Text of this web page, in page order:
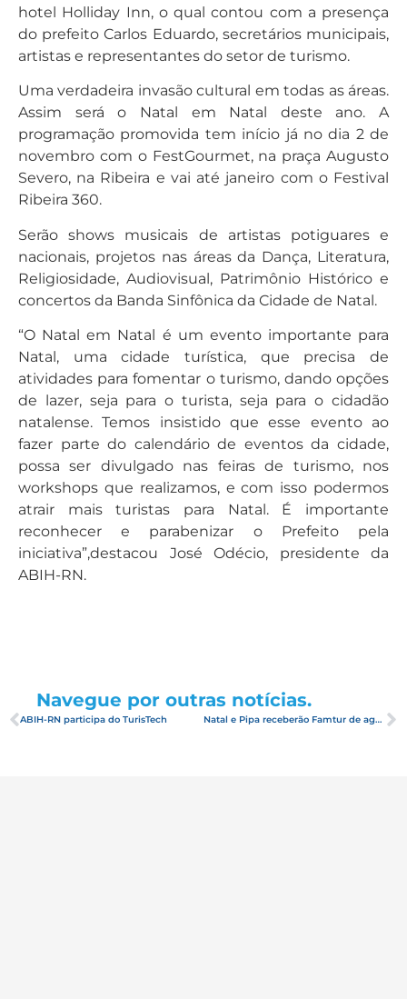
hotel Holliday Inn, o qual contou com a presença
do prefeito Carlos Eduardo, secretários municipais,
artistas e representantes do setor de turismo.
Uma verdadeira invasão cultural em todas as áreas.
Assim será o Natal em Natal deste ano. A
programação promovida tem início já no dia 2 de
novembro com o FestGourmet, na praça Augusto
Severo, na Ribeira e vai até janeiro com o Festival
Ribeira 360.
Serão shows musicais de artistas potiguares e
nacionais, projetos nas áreas da Dança, Literatura,
Religiosidade, Audiovisual, Patrimônio Histórico e
concertos da Banda Sinfônica da Cidade de Natal.
“O Natal em Natal é um evento importante para
Natal, uma cidade turística, que precisa de
atividades para fomentar o turismo, dando opções
de lazer, seja para o turista, seja para o cidadão
natalense. Temos insistido que esse evento ao
fazer parte do calendário de eventos da cidade,
possa ser divulgado nas feiras de turismo, nos
workshops que realizamos, e com isso podermos
atrair mais turistas para Natal. É importante
reconhecer e parabenizar o Prefeito pela
iniciativa”,destacou José Odécio, presidente da
ABIH-RN.
Navegue por outras notícias.
ABIH-RN participa do TurisTech Natal e Pipa receberão Famtur de agentes de viagem argentinos